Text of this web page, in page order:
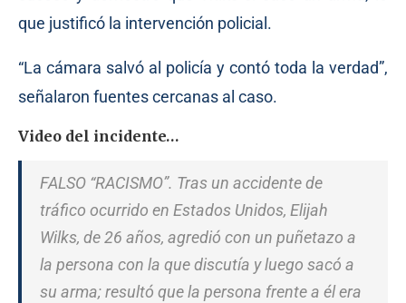
que justificó la intervención policial.
“La cámara salvó al policía y contó toda la verdad”,
señalaron fuentes cercanas al caso.
Video del incidente…
FALSO “RACISMO”. Tras un accidente de
tráfico ocurrido en Estados Unidos, Elijah
Wilks, de 26 años, agredió con un puñetazo a
la persona con la que discutía y luego sacó a
su arma; resultó que la persona frente a él era